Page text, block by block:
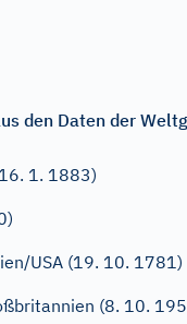
den Daten der
1. 1883)
USA (19. 10. 1781)
(8. 10.